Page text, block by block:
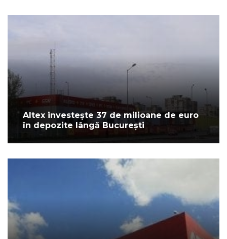
Altex investește 37 de milioane de euro
în depozite lângă București